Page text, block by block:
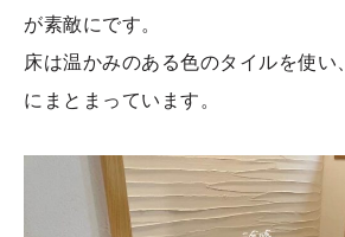
が素敵にです。
床は温かみのある色のタイルを使い
にまとまっています。